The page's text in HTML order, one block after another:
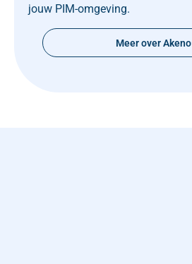
jouw PIM-omgeving.
Meer over Akeno